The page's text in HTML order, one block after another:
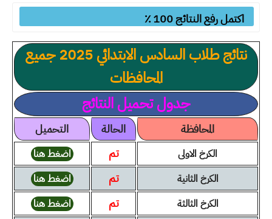
اكتمل رفع النتائج 100 ٪
نتائج طلاب السادس الابتدائي 2025 جميع
المحافظات
جدول تحميل النتائج
المحافظة الحالة التحميل
الكرخ الاولى تم
اضغط هنا
الكرخ الثانية
تم
اضغط هنا
الكرخ الثالثة
تم
اضغط هنا